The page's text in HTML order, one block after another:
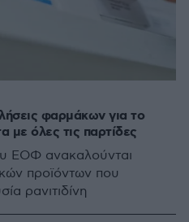
φαρμάκων για το
με όλες τις παρτίδες
ΕΟΦ ανακαλούνται
προϊόντων που
ρανιτιδίνη